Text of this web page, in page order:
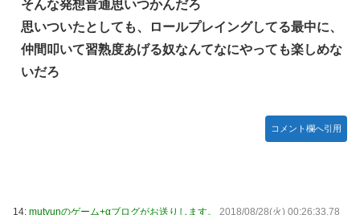
そんな発想普通思いつかんだろ
思いついたとしても、ロールプレイングしてる最中に、
仲間叩いて習熟度あげる奴なんてなにやっても楽しめな
いだろ
コメント欄へ引用
14: mutyunのゲーム+αブログがお送りします。
2018/08/28(火) 00:26:33.78